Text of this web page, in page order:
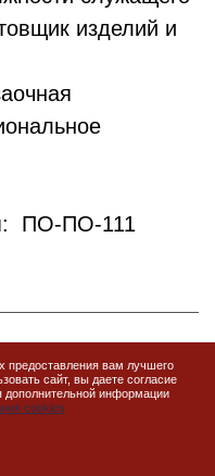
предоставления вам лучшего
сайт, вы даете согласие
информации
cookies
изделий и
ПО-ПО-111
18338)